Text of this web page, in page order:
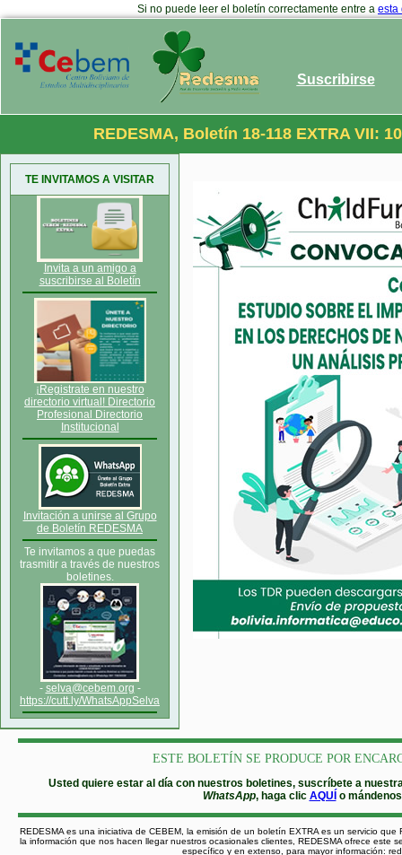
Si no puede leer el boletín correctamente entre a esta
Suscribirse
REDESMA, Boletín 18-118 EXTRA VII:
TE INVITAMOS A VISITAR
Invita a un amigo a
suscribirse al Boletín
¡Registrate en nuestro
directorio virtual! Directorio
Profesional Directorio
Institucional
Invitación a unirse al Grupo
de Boletín REDESMA
Te invitamos a que puedas
trasmitir a través de nuestros
boletines.
- selva@cebem.org -
https://cutt.ly/WhatsAppSelva
ESTE BOLETÍN SE PRODUCE POR
Usted quiere estar al día con nuestros boletines, suscríbete a
WhatsApp, haga clic AQUÍ o
REDESMA es una iniciativa de CEBEM, la emisión de un boletín EXTRA es un servicio
la información que nos hacen llegar nuestros ocasionales clientes, REDESMA ofrece este
específico y en extenso, para mayor información: